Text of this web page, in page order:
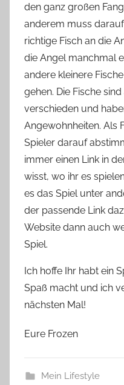
den ganz großen Fa
anderem muss
richtige Fisch an die
die Angel manchmal
andere kleinere
gehen. Die Fische
verschieden und
Angewohnheiten. Als
Spieler darauf
immer einen Link in
wisst, wo ihr es
es das Spiel unter
der passende Link
Website dann auch
Spiel.
Ich hoffe Ihr habt ein
Spaß macht und ich
nächsten Mal!
Eure Frozen
Mein Lifestyle